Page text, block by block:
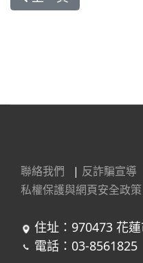
聯絡我們 | 反詐騙宣導
私權保護與網頁安全政策
住址：970473 花
電話：03-8561825